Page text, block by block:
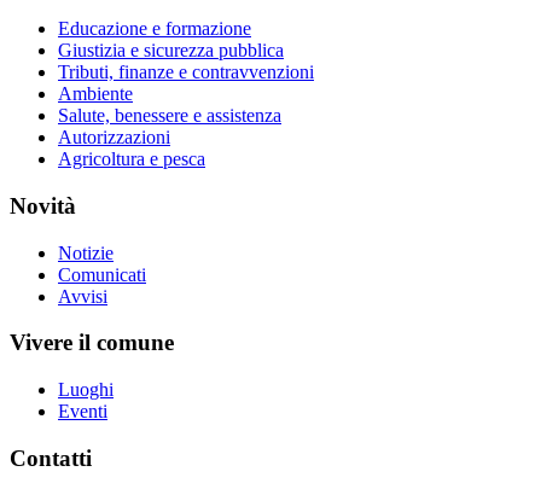
Educazione e formazione
Giustizia e sicurezza pubblica
Tributi, finanze e contravvenzioni
Ambiente
Salute, benessere e assistenza
Autorizzazioni
Agricoltura e pesca
Novità
Notizie
Comunicati
Avvisi
Vivere il comune
Luoghi
Eventi
Contatti